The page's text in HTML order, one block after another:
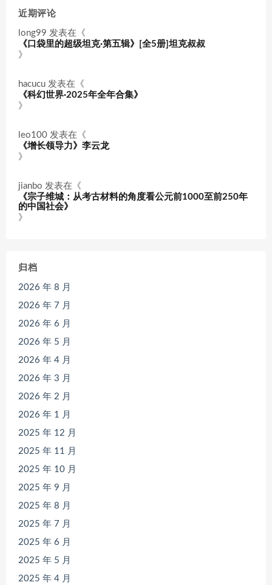
近期评论
long99 发表在《
《口袋里的超级坦克·第五辑》[全5册]坦克叔叔
》
hacucu 发表在《
《科幻世界·2025年全年合集》
》
leo100 发表在《
《增长领导力》李云龙
》
jianbo 发表在《
《宗子维城：从考古材料的角度看公元前1000至前250年
的中国社会》
》
归档
2026 年 8 月
2026 年 7 月
2026 年 6 月
2026 年 5 月
2026 年 4 月
2026 年 3 月
2026 年 2 月
2026 年 1 月
2025 年 12 月
2025 年 11 月
2025 年 10 月
2025 年 9 月
2025 年 8 月
2025 年 7 月
2025 年 6 月
2025 年 5 月
2025 年 4 月